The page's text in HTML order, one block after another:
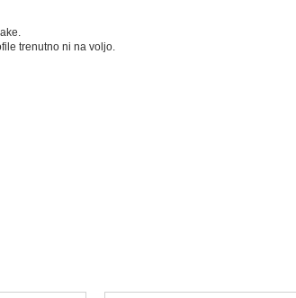
trenutno ni na voljo.